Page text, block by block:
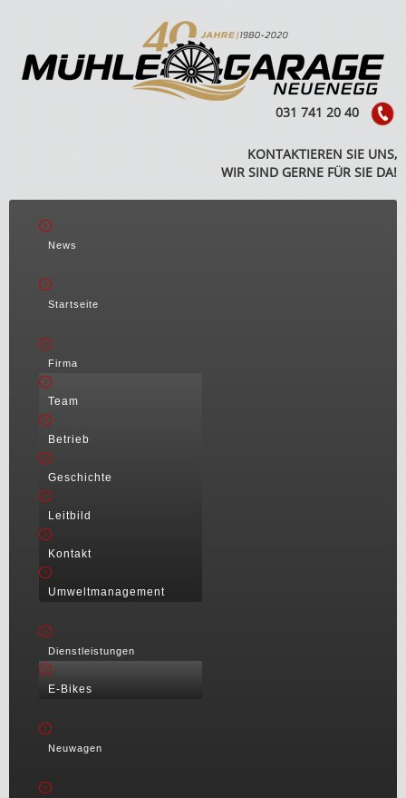
031 741 20 40
KONTAKTIEREN SIE UNS,
WIR SIND GERNE FÜR SIE DA!
News
Startseite
Firma
Team
Betrieb
Geschichte
Leitbild
Kontakt
Umweltmanagement
Dienstleistungen
E-Bikes
Neuwagen